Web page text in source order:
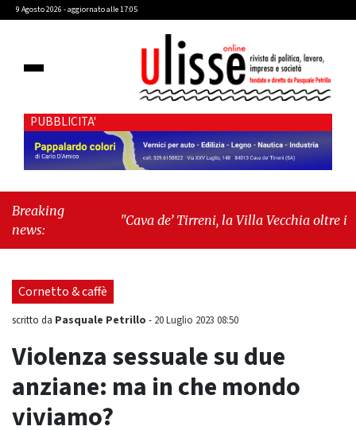
9 Agosto 2026 - aggiornato alle 17:05
PUBBLICITA'
Breaking
news:
"Cava de’ Tirreni, la Villa Vecchia oltre i
seduta consiliare: “Serve chiarezza!”"
Cornetto & caffè
scritto da Pasquale Petrillo - 20 Luglio 2023 08:50
Violenza sessuale su due
anziane: ma in che mondo
viviamo?